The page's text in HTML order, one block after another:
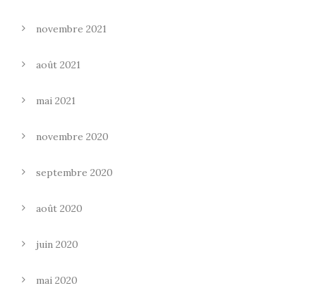
novembre 2021
août 2021
mai 2021
novembre 2020
septembre 2020
août 2020
juin 2020
mai 2020